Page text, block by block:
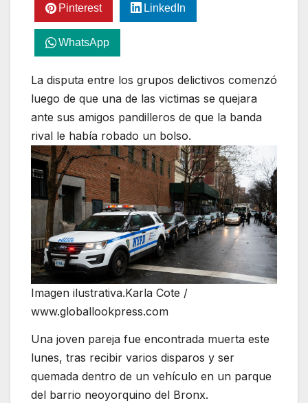
Pinterest LinkedIn
WhatsApp
La disputa entre los grupos delictivos comenzó
luego de que una de las victimas se quejara
ante sus amigos pandilleros de que la banda
rival le había robado un bolso.
Imagen ilustrativa.Karla Cote /
www.globallookpress.com
Una joven pareja fue encontrada muerta este
lunes, tras recibir varios disparos y ser
quemada dentro de un vehículo en un parque
del barrio neoyorquino del Bronx.